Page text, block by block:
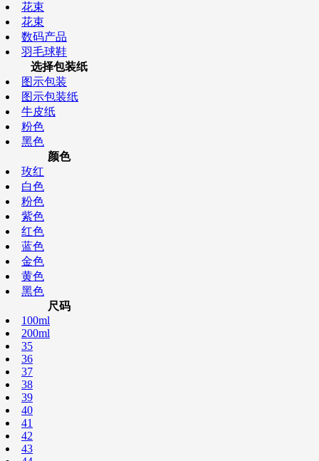
花束
花束
数码产品
羽毛球鞋
选择包装纸
图示包装
图示包装纸
牛皮纸
粉色
黑色
颜色
玫红
白色
粉色
紫色
红色
蓝色
金色
黄色
黑色
尺码
100ml
200ml
35
36
37
38
39
40
41
42
43